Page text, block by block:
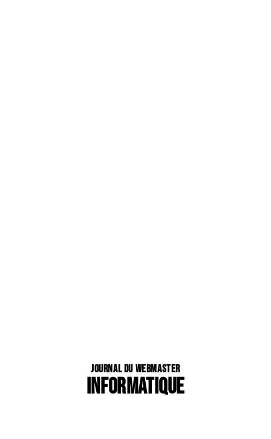
Journal du Webmaster
INFORMATIQUE